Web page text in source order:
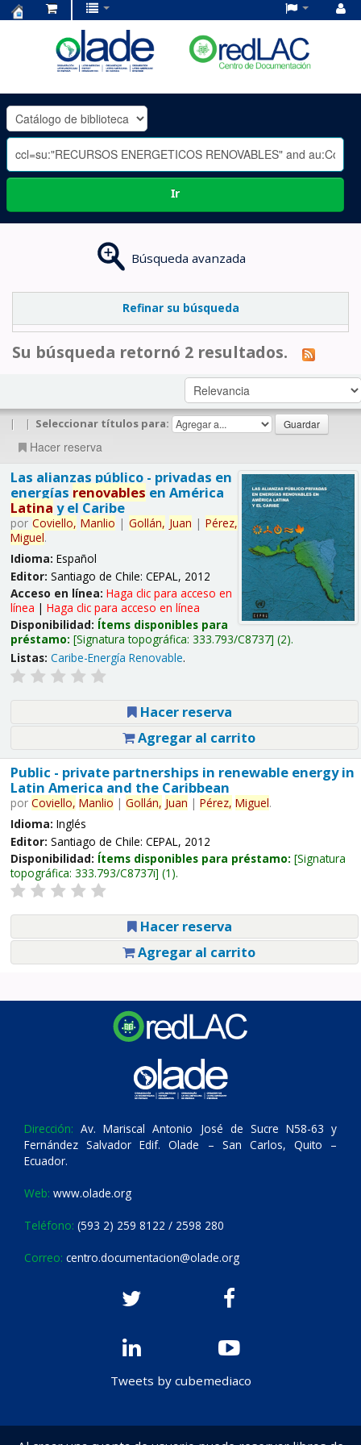
OLADE
-
Ir
Búsqueda avanzada
Refinar su búsqueda
Su búsqueda retornó 2 resultados.
| | Seleccionar títulos para:
Hacer reserva
Las alianzas público - privadas en
energías renovables en América
Latina y el Caribe
por Coviello, Manlio | Gollán, Juan | Pérez,
Miguel.
Idioma: Español
Editor: Santiago de Chile: CEPAL, 2012
Acceso en línea: Haga clic para acceso en
línea | Haga clic para acceso en línea
Disponibilidad: Ítems disponibles para
préstamo: Signatura topográfica: 333.793/C8737 (2).
Listas: Caribe-Energía Renovable.
Hacer reserva
Agregar al carrito
Public - private partnerships in renewable energy in
Latin America and the Caribbean
por Coviello, Manlio | Gollán, Juan | Pérez, Miguel.
Idioma: Inglés
Editor: Santiago de Chile: CEPAL, 2012
Disponibilidad: Ítems disponibles para préstamo: Signatura
topográfica: 333.793/C8737i (1).
Hacer reserva
Agregar al carrito
Dirección: Av. Mariscal Antonio José de Sucre N58-63 y
Fernández Salvador Edif. Olade – San Carlos, Quito –
Ecuador.
Web: www.olade.org
Teléfono: (593 2) 259 8122 / 2598 280
Correo: centro.documentacion@olade.org
Tweets by cubemediaco